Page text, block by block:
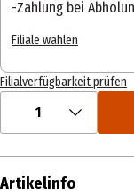
Zahlung bei
Filiale wählen
Filialverfügbarkeit prüfen
1
Artikelinfo